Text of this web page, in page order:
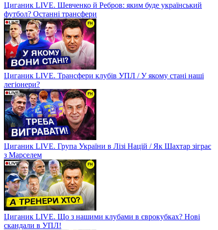
Циганик LIVE. Шевченко й Ребров: яким буде український
футбол? Останні трансфери
Циганик LIVE. Трансфери клубів УПЛ / У якому стані наші
легіонери?
Циганик LIVE. Група України в Лізі Націй / Як Шахтар зіграє
з Марселем
Циганик LIVE. Що з нашими клубами в єврокубках? Нові
скандали в УПЛ!